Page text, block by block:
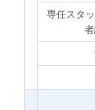
専任スタ
者